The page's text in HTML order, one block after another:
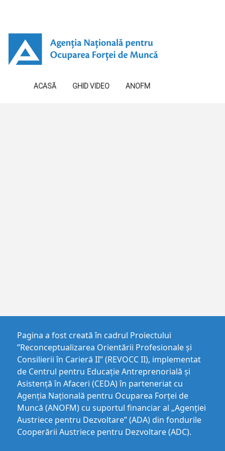
ACASĂ GHID VIDEO ANOFM
Pagina a fost creată în cadrul Proiectului
”Reconceptualizarea Orientării Profesionale și
Consilierii în Carieră II” (REVOCC II), implementat
de Centrul pentru Educaţie Antreprenorială şi
Asistenţă în Afaceri (CEDA) în parteneriat cu
Agenția Națională pentru Ocuparea Forței de
Muncă (ANOFM) cu suportul financiar al „Agenției
Austriece pentru Dezvoltare” (ADA) din fondurile
Cooperării Austriece pentru Dezvoltare (ADC).